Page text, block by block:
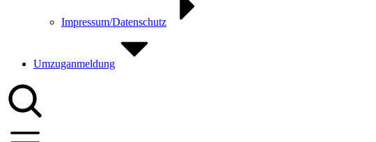
Impressum/Datenschutz
Umzuganmeldung